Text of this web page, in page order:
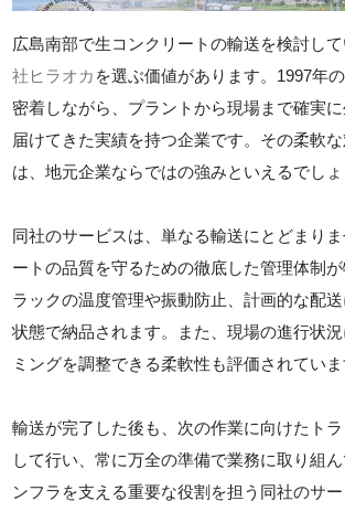
広島南部で生コンクリートの輸送を検討し
社ヒラオカ を選ぶ価値があります。1997年
密着しながら、プラントから現場まで確実
届けてきた実績を持つ企業です。その柔軟
は、地元企業ならではの強みといえるでしょ
同社のサービスは、単なる輸送にとどまり
ートの品質を守るための徹底した管理体制
ラックの温度管理や振動防止、計画的な配
状態で納品されます。また、現場の進行状
ミングを調整できる柔軟性も評価されていま
輸送が完了した後も、次の作業に向けたト
して行い、常に万全の準備で業務に取り組
ンフラを支える重要な役割を担う同社のサ